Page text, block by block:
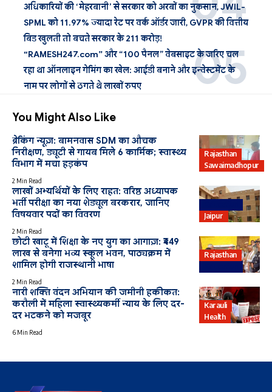
अधिकारियों की ‘मेहरबानी’ से सरकार को अरबों का नुकसान, JWIL-
SPML को 11.97% ज्यादा रेट पर वर्क ऑर्डर जारी, GVPR की वित्तीय
बिड खुलती तो बचते सरकार के 211 करोड़!
“RAMESH247.com” और “100 पैनल” वेबसाइट के जरिए चल
रहा था ऑनलाइन गेमिंग का खेल: आईडी बनाने और इन्वेस्टमेंट के
नाम पर लोगों से ठगते थे लाखों रुपए
You Might Also Like
Rajasthan
Sawaimadhopur
ब्रेकिंग न्यूज़: बामनवास SDM का औचक
निरीक्षण, ड्यूटी से गायब मिले 6 कार्मिक; स्वास्थ्य
विभाग में मचा हड़कंप
2 Min Read
Jaipur
लाखों अभ्यर्थियों के लिए राहत: वरिष्ठ अध्यापक
भर्ती परीक्षा का नया शेड्यूल बरकरार, जानिए
विषयवार पदों का विवरण
2 Min Read
Rajasthan
छोटी खाटू में शिक्षा के नए युग का आगाज़: ₹449
लाख से बनेगा भव्य स्कूल भवन, पाठ्यक्रम में
शामिल होगी राजस्थानी भाषा
2 Min Read
Karauli
Health
नारी शक्ति वंदन अभियान की जमीनी हकीकत:
करौली में महिला स्वास्थ्यकर्मी न्याय के लिए दर-
दर भटकने को मजबूर
6 Min Read